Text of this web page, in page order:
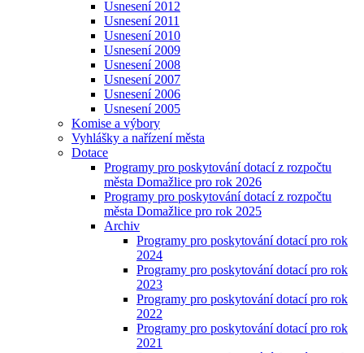
Usnesení 2012
Usnesení 2011
Usnesení 2010
Usnesení 2009
Usnesení 2008
Usnesení 2007
Usnesení 2006
Usnesení 2005
Komise a výbory
Vyhlášky a nařízení města
Dotace
Programy pro poskytování dotací z rozpočtu
města Domažlice pro rok 2026
Programy pro poskytování dotací z rozpočtu
města Domažlice pro rok 2025
Archiv
Programy pro poskytování dotací pro rok
2024
Programy pro poskytování dotací pro rok
2023
Programy pro poskytování dotací pro rok
2022
Programy pro poskytování dotací pro rok
2021